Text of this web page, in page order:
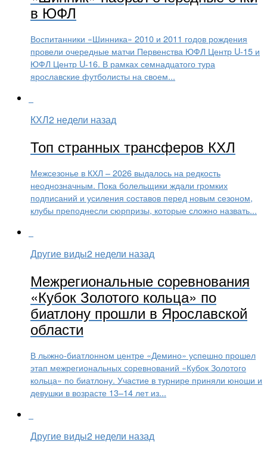
в ЮФЛ
Воспитанники «Шинника» 2010 и 2011 годов рождения
провели очередные матчи Первенства ЮФЛ Центр U-15 и
ЮФЛ Центр U-16. В рамках семнадцатого тура
ярославские футболисты на своем...
КХЛ2 недели назад
Топ странных трансферов КХЛ
Межсезонье в КХЛ – 2026 выдалось на редкость
неоднозначным. Пока болельщики ждали громких
подписаний и усиления составов перед новым сезоном,
клубы преподнесли сюрпризы, которые сложно назвать...
Другие виды2 недели назад
Межрегиональные соревнования
«Кубок Золотого кольца» по
биатлону прошли в Ярославской
области
В лыжно-биатлонном центре «Демино» успешно прошел
этап межрегиональных соревнований «Кубок Золотого
кольца» по биатлону. Участие в турнире приняли юноши и
девушки в возрасте 13–14 лет из...
Другие виды2 недели назад